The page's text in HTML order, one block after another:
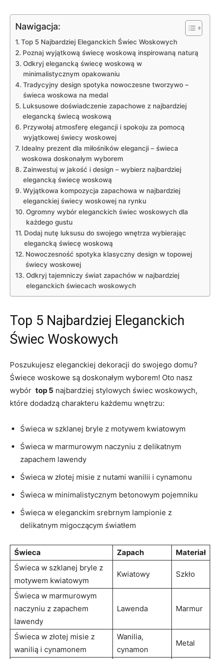
Nawigacja:
Top 5⁤ Najbardziej Eleganckich Świec Woskowych
Poznaj wyjątkową świecę woskową inspirowaną naturą
Odkryj elegancką świecę woskową w
minimalistycznym opakowaniu
Tradycyjny⁣ design spotyka nowoczesne tworzywo –
⁤świeca woskowa ⁢na medal
Luksusowe doświadczenie zapachowe z najbardziej
elegancką świecą woskową
Przywołaj⁢ atmosferę ‍elegancji ⁢i ⁤spokoju za pomocą
⁤wyjątkowej świecy woskowej
Idealny prezent dla miłośników elegancji – świeca
woskowa doskonałym wyborem
Zainwestuj w jakość i design – wybierz najbardziej
elegancką świecę woskową
Wyjątkowa kompozycja zapachowa ​w najbardziej
‍eleganckiej świecy‍ woskowej na⁣ rynku
Ogromny wybór eleganckich​ świec woskowych dla
każdego ⁤gustu
Dodaj nutę luksusu do swojego wnętrza‌ wybierając
elegancką świecę woskową
Nowoczesność spotyka klasyczny design w topowej‍
świecy woskowej
Odkryj tajemniczy świat zapachów w najbardziej
eleganckich świecach woskowych
Top 5⁤ Najbardziej Eleganckich
Świec Woskowych
Poszukujesz eleganckiej dekoracji do ​swojego domu?
Świece⁤ woskowe ‍są doskonałym wyborem! Oto nasz
wybór ‍ top 5 najbardziej stylowych ‍świec woskowych,
które dodadzą‌ charakteru⁣ każdemu wnętrzu:
Świeca w szklanej bryle z⁣ motywem kwiatowym
Świeca w⁤ marmurowym ‌naczyniu ‍z‌ delikatnym
zapachem lawendy
Świeca w złotej misie‌ z nutami ‍wanilii i cynamonu
Świeca ⁢w minimalistycznym betonowym⁣ pojemniku
Świeca w eleganckim srebrnym lampionie z
delikatnym migoczącym‌ światłem
Świeca Zapach
Materiał
Świeca w ⁣szklanej bryle ⁢z
motywem kwiatowym
Kwiatowy Szkło
Świeca w marmurowym
naczyniu z zapachem​
lawendy
Lawenda Marmur
Świeca w złotej​ misie⁤ z⁣
wanilią i cynamonem
Wanilia,
cynamon
Metal